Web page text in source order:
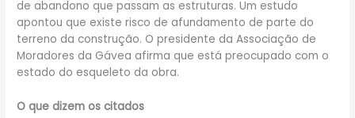
de abandono que passam as estruturas. Um estudo
apontou que existe risco de afundamento de parte do
terreno da construção. O presidente da Associação de
Moradores da Gávea afirma que está preocupado com o
estado do esqueleto da obra.
O que dizem os citados